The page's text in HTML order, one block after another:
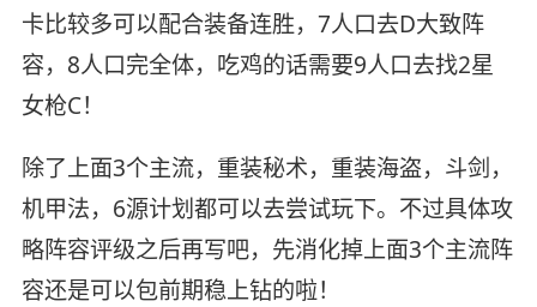
卡比较多可以配合装备连胜，7人口去D大致阵
容，8人口完全体，吃鸡的话需要9人口去找2星
女枪C！
除了上面3个主流，重装秘术，重装海盗，斗剑，
机甲法，6源计划都可以去尝试玩下。不过具体攻
略阵容评级之后再写吧，先消化掉上面3个主流阵
容还是可以包前期稳上钻的啦！